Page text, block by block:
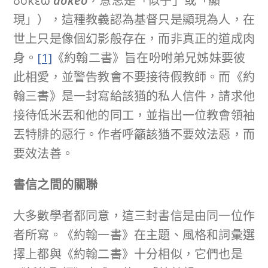
現」），這種教義認為基督只是顯現為人，在
世上只是像個幻影般存在，而非真正的道成肉
身。 [1] 《約翰二書》旨在吩咐弟兄姊妹要彼
此相愛，並警告教會不要接待假教師。而《約
翰三書》是一封寫給該猶的私人信件，請求他
接待低米丟和他的同工，並指出一位教會領袖
丟特腓的惡行。作者呼籲該猶不要效法惡，而
要效法善。
書信之間的關聯
大多數學者都同意，這三封書信是由同一位作
者所寫。《約翰一書》在主題、風格和詞彙選
擇上都與《約翰二書》十分相似，它們也是